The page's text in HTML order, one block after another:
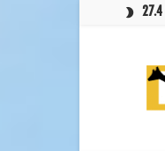
27.4